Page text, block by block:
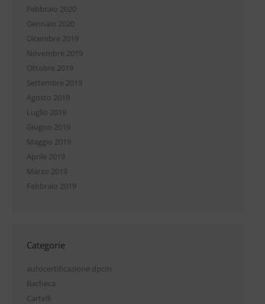
Febbraio 2020
Gennaio 2020
Dicembre 2019
Novembre 2019
Ottobre 2019
Settembre 2019
Agosto 2019
Luglio 2019
Giugno 2019
Maggio 2019
Aprile 2019
Marzo 2019
Febbraio 2019
Categorie
autocertificazione dpcm
Bacheca
Cartelli